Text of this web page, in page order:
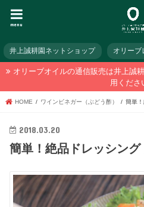
menu
井上誠耕園ネットショップ オリーブ
オリーブオイルの通信販売は井上誠
用くださ
HOME ワインビネガー（ぶどう酢） 簡単
2018.03.20
簡単！絶品ドレッシン